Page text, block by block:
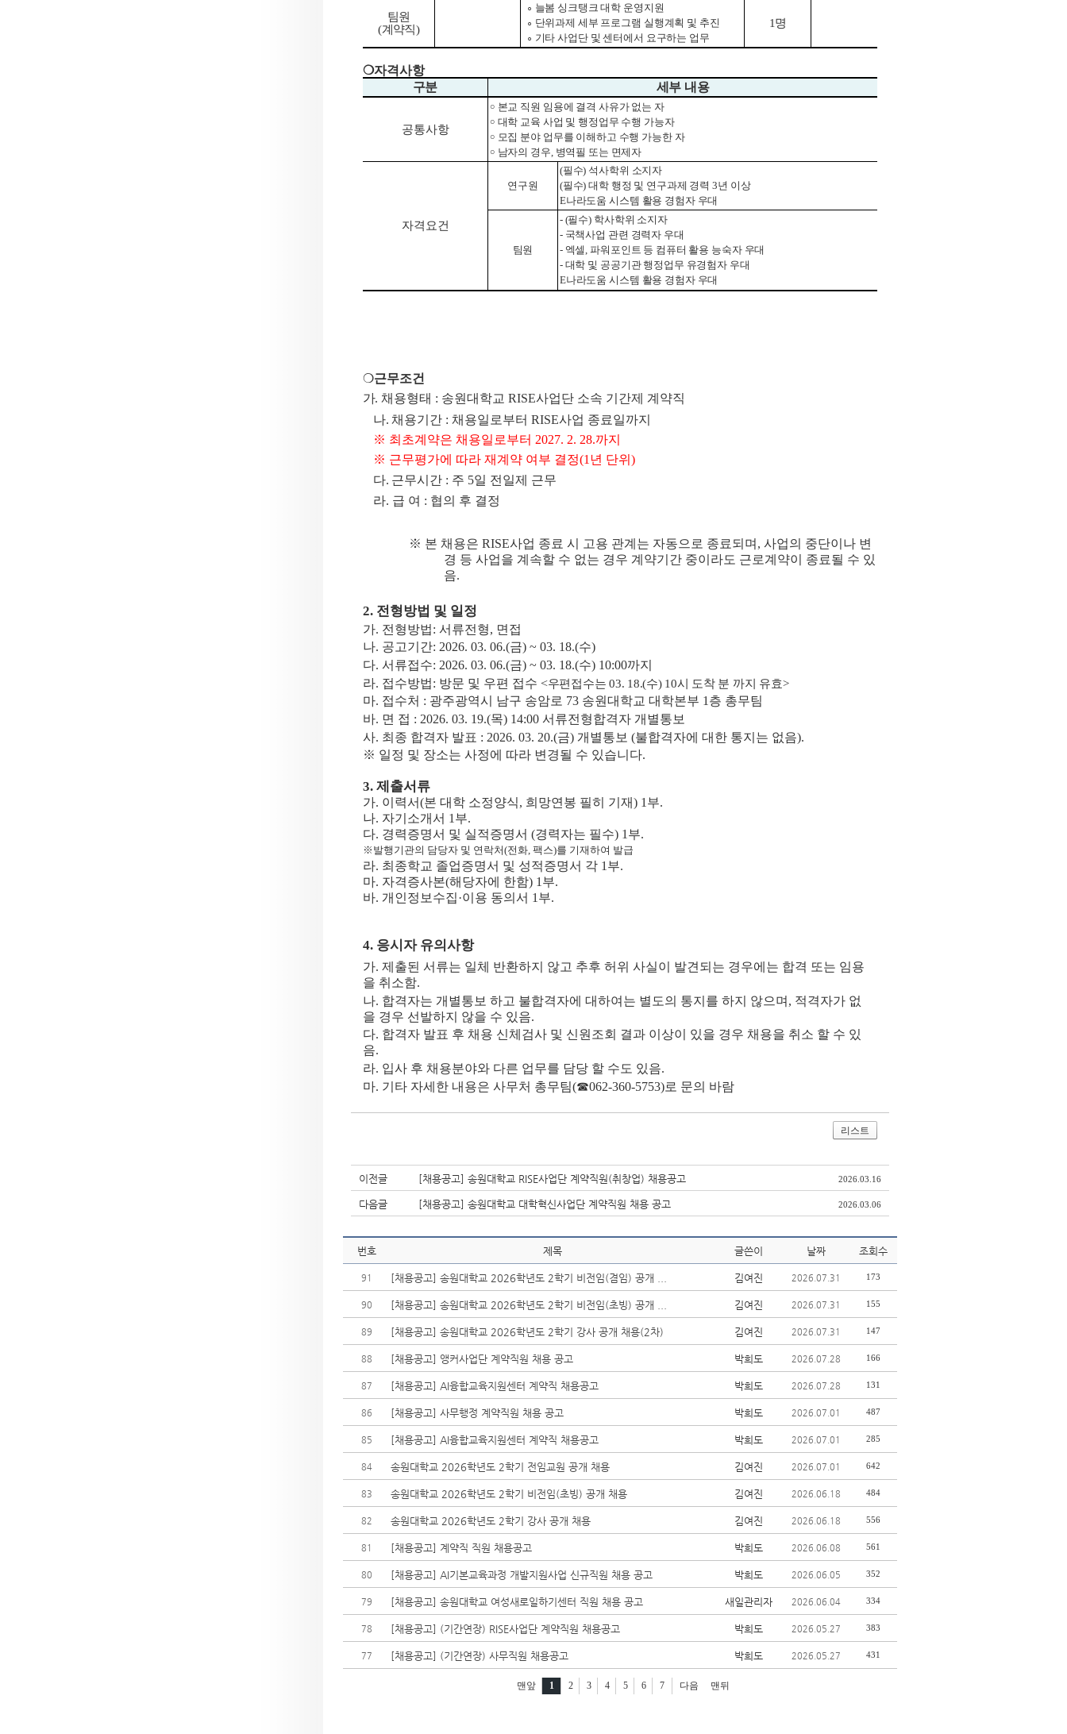
팀원
(계약직)
∘ 늘봄 싱크탱크 대학 운영지원
∘ 단위과제 세부 프로그램 실행계획 및 추진
∘ 기타 사업단 및 센터에서 요구하는 업무
1명
❍자격사항
구분
세부 내용
공통사항
￮ 본교 직원 임용에 결격 사유가 없는 자
￮ 대학 교육 사업 및 행정업무 수행 가능자
￮ 모집 분야 업무를 이해하고 수행 가능한 자
￮ 남자의 경우 병역필 또는 면제자
자격요건
연구원
(필수) 석사학위 소지자
(필수)대학 행정 및 연구과제 경력3년 이상
E나라도움 시스템 활용 경험자 우대
팀원
- (필수) 학사학위 소지자
- 국책사업 관련 경력자 우대
- 엑셀 ,파워포인트 등 컴퓨터 활용 능숙자 우대
- 대학 및 공공기관 행정업무 유경험자 우대
E나라도움 시스템 활용 경험자 우대
❍근무조건
가. 채용형태 : 송원대학교 RISE사업단 소속 기간제 계약직
나. 채용기간 : 채용일로부터RISE사업 종료일까지
※ 최초계약은 채용일로부터 2027. 2. 28.까지
※ 근무평가에 따라 재계약 여부 결정(1 년 단위)
다. 근무시간 : 주 5일 전일제 근무
라. 급 여 : 협의 후 결정
※ 본 채용은 RISE사업 종료 시 고용 관계는 자동으로 종료되며 , 사업의 중단이나 변
경 등 사업을 계속할 수 없는 경우 계약기간 중이라도 근로계약이 종료될 수 있
음.
2. 전형방법 및 일정
가. 전형방법: 서류전형, 면접
나. 공고기간: 2026. 03. 06.(금) ~ 03. 18.(수)
다. 서류접수: 2026. 03. 06.(금) ~ 03. 18.(수) 10:00까지
라. 접수방법: 방문 및 우편 접수 <우편접수는03. 18.(수) 10시 도착 분 까지 유효>
마. 접수처 : 광주광역시 남구 송암로 73 송원대학교 대학본부 1 층 총무팀
바. 면 접 : 2026. 03. 19.(목) 14:00 서류전형합격자 개별통보
사. 최종 합격자 발표 : 2026. 03. 20.(금) 개별통보 (불합격자에 대한 통지는 없음).
※ 일정 및 장소는 사정에 따라 변경될 수 있습니다.
3. 제출서류
가. 이력서(본 대학 소정양식, 희망연봉 필히 기재) 1 부.
나. 자기소개서 1 부.
다. 경력증명서 및 실적증명서 (경력자는 필수) 1 부.
※ 발행기관의 담당자 및 연락처(전화, 팩스)를 기재하여 발급
라. 최종학교 졸업증명서 및 성적증명서 각 1 부.
마. 자격증사본(해당자에 한함) 1 부.
바. 개인정보수집·이용 동의서 1 부.
4. 응시자 유의사항
가. 제출된 서류는 일체 반환하지 않고 추후 허위 사실이 발견되는 경우에는 합격 또는 임용
을 취소함.
나. 합격자는 개별통보 하고 불합격자에 대하여는 별도의 통지를 하지 않으며 , 적격자가 없
을 경우 선발하지 않을 수 있음.
다. 합격자 발표 후 채용 신체검사 및 신원조회 결과 이상이 있을 경우 채용을 취소 할 수 있
음.
라. 입사 후 채용분야와 다른 업무를 담당 할 수도 있음.
마. 기타 자세한 내용은 사무처 총무팀(☎062-360-5753)로 문의 바람
리스트
이전글 [채용공고] 송원대학교 RISE사업단 계약직원(취창업) 채용공고 2026.03.16
다음글 [채용공고] 송원대학교 대학혁신사업단 계약직원 채용 공고 2026.03.06
번호 제목 글쓴이 날짜 조회수
91 [채용공고] 송원대학교 2026학년도 2학기 비전임(겸임) 공개 ... 김여진 2026.07.31 173
90 [채용공고] 송원대학교 2026학년도 2학기 비전임(초빙) 공개 ... 김여진 2026.07.31 155
89 [채용공고] 송원대학교 2026학년도 2학기 강사 공개 채용(2차) 김여진 2026.07.31 147
88 [채용공고] 앵커사업단 계약직원 채용 공고 박희도 2026.07.28 166
87 [채용공고] AI융합교육지원센터 계약직 채용공고 박희도 2026.07.28 131
86 [채용공고] 사무행정 계약직원 채용 공고 박희도 2026.07.01 487
85 [채용공고] AI융합교육지원센터 계약직 채용공고 박희도 2026.07.01 285
84 송원대학교 2026학년도 2학기 전임교원 공개 채용 김여진 2026.07.01 642
83 송원대학교 2026학년도 2학기 비전임(초빙) 공개 채용 김여진 2026.06.18 484
82 송원대학교 2026학년도 2학기 강사 공개 채용 김여진 2026.06.18 556
81 [채용공고] 계약직 직원 채용공고 박희도 2026.06.08 561
80 [채용공고] AI기본교육과정 개발지원사업 신규직원 채용 공고 박희도 2026.06.05 352
79 [채용공고] 송원대학교 여성새로일하기센터 직원 채용 공고 새일관리자 2026.06.04 334
78 [채용공고] (기간연장) RISE사업단 계약직원 채용공고 박희도 2026.05.27 383
77 [채용공고] (기간연장) 사무직원 채용공고 박희도 2026.05.27 431
맨앞 1 2 3 4 5 6 7 다음 맨뒤